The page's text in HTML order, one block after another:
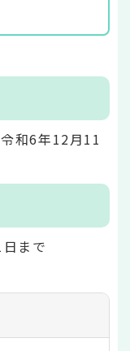
和6年12月11
まで